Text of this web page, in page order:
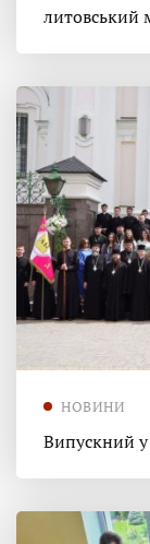
литовський
НОВИНИ
Випускний